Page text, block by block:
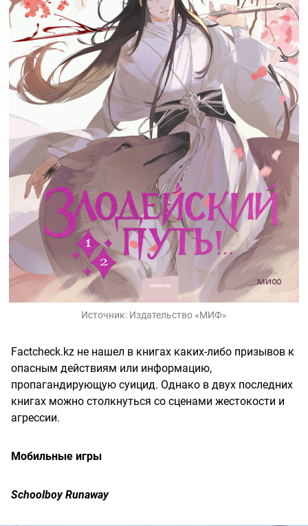
Источник: Издательство «МИФ»
Factcheck.kz не нашел в книгах каких-либо призывов к
опасным действиям или информацию,
пропагандирующую суицид. Однако в двух последних
книгах можно столкнуться со сценами жестокости и
агрессии.
Мобильные игры
Schoolboy Runaway